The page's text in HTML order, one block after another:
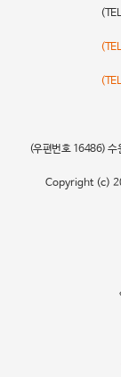
(우편번호 16486)
Copyright (c)